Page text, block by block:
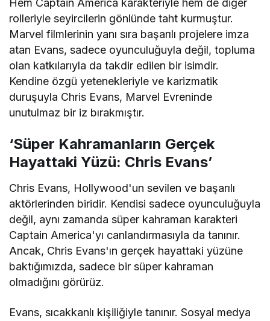
Hem Captain America karakteriyle hem de diğer
rolleriyle seyircilerin gönlünde taht kurmuştur.
Marvel filmlerinin yanı sıra başarılı projelere imza
atan Evans, sadece oyunculuğuyla değil, topluma
olan katkılarıyla da takdir edilen bir isimdir.
Kendine özgü yetenekleriyle ve karizmatik
duruşuyla Chris Evans, Marvel Evreninde
unutulmaz bir iz bırakmıştır.
‘Süper Kahramanların Gerçek
Hayattaki Yüzü: Chris Evans’
Chris Evans, Hollywood'un sevilen ve başarılı
aktörlerinden biridir. Kendisi sadece oyunculuğuyla
değil, aynı zamanda süper kahraman karakteri
Captain America'yı canlandırmasıyla da tanınır.
Ancak, Chris Evans'ın gerçek hayattaki yüzüne
baktığımızda, sadece bir süper kahraman
olmadığını görürüz.
Evans, sıcakkanlı kişiliğiyle tanınır. Sosyal medya